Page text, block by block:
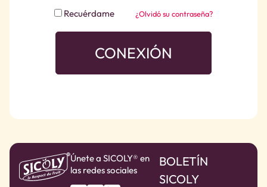
Recuérdame
CONEXIÓN
¿Olvidó su contraseña?
Únete a SICOLY® en
las redes sociales
BOLETÍN
SICOLY